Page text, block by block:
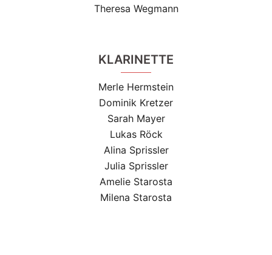
Theresa Wegmann
KLARINETTE
Merle Hermstein
Dominik Kretzer
Sarah Mayer
Lukas Röck
Alina Sprissler
Julia Sprissler
Amelie Starosta
Milena Starosta